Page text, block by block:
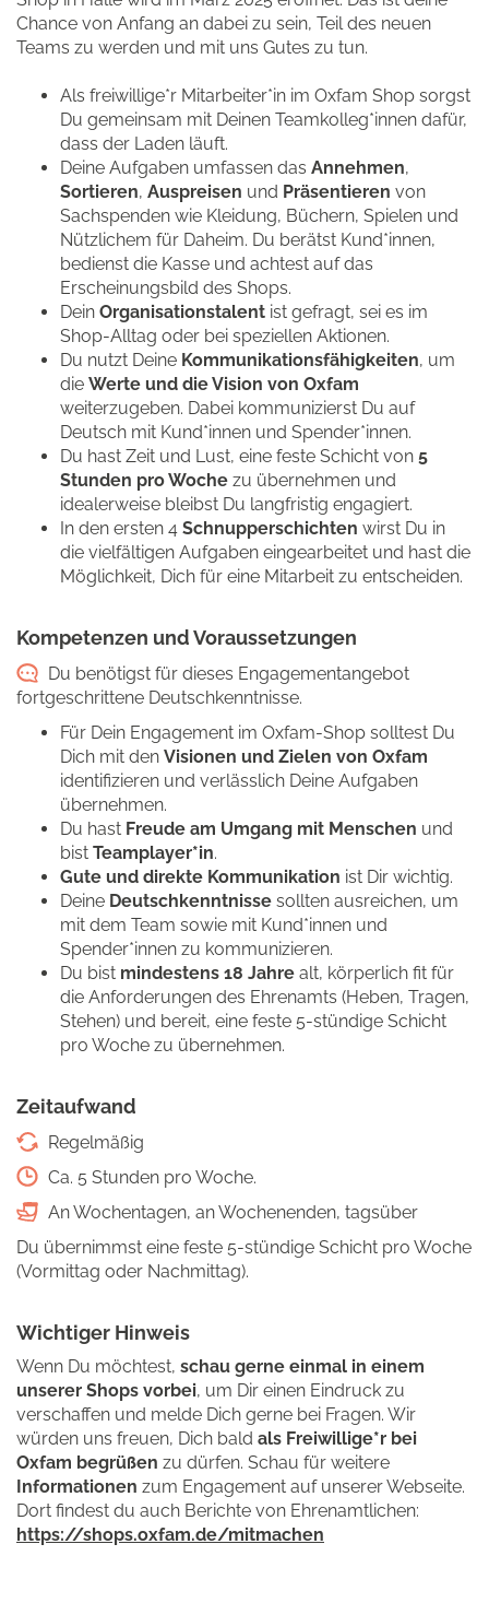
Chance von Anfang an dabei zu sein, Teil des neuen
Teams zu werden und mit uns Gutes zu tun.
Als freiwillige*r Mitarbeiter*in im Oxfam Shop sorgst
Du gemeinsam mit Deinen Teamkolleg*innen dafür,
dass der Laden läuft.
Deine Aufgaben umfassen das Annehmen,
Sortieren, Auspreisen und Präsentieren von
Sachspenden wie Kleidung, Büchern, Spielen und
Nützlichem für Daheim. Du berätst Kund*innen,
bedienst die Kasse und achtest auf das
Erscheinungsbild des Shops.
Dein Organisationstalent ist gefragt, sei es im
Shop-Alltag oder bei speziellen Aktionen.
Du nutzt Deine Kommunikationsfähigkeiten, um
die Werte und die Vision von Oxfam
weiterzugeben. Dabei kommunizierst Du auf
Deutsch mit Kund*innen und Spender*innen.
Du hast Zeit und Lust, eine feste Schicht von 5
Stunden pro Woche zu übernehmen und
idealerweise bleibst Du langfristig engagiert.
In den ersten 4 Schnupperschichten wirst Du in
die vielfältigen Aufgaben eingearbeitet und hast die
Möglichkeit, Dich für eine Mitarbeit zu entscheiden.
Kompetenzen und Voraussetzungen
Du benötigst für dieses Engagementangebot
fortgeschrittene Deutschkenntnisse.
Für Dein Engagement im Oxfam-Shop solltest Du
Dich mit den Visionen und Zielen von Oxfam
identifizieren und verlässlich Deine Aufgaben
übernehmen.
Du hast Freude am Umgang mit Menschen und
bist Teamplayer*in.
Gute und direkte Kommunikation ist Dir wichtig.
Deine Deutschkenntnisse sollten ausreichen, um
mit dem Team sowie mit Kund*innen und
Spender*innen zu kommunizieren.
Du bist mindestens 18 Jahre alt, körperlich fit für
die Anforderungen des Ehrenamts (Heben, Tragen,
Stehen) und bereit, eine feste 5-stündige Schicht
pro Woche zu übernehmen.
Zeitaufwand
Regelmäßig
Ca. 5 Stunden pro Woche.
An Wochentagen, an Wochenenden, tagsüber
Du übernimmst eine feste 5-stündige Schicht pro Woche
(Vormittag oder Nachmittag).
Wichtiger Hinweis
Wenn Du möchtest, schau gerne einmal in einem
unserer Shops vorbei, um Dir einen Eindruck zu
verschaffen und melde Dich gerne bei Fragen. Wir
würden uns freuen, Dich bald als Freiwillige*r bei
Oxfam begrüßen zu dürfen. Schau für weitere
Informationen zum Engagement auf unserer Webseite.
Dort findest du auch Berichte von Ehrenamtlichen:
https://shops.oxfam.de/mitmachen